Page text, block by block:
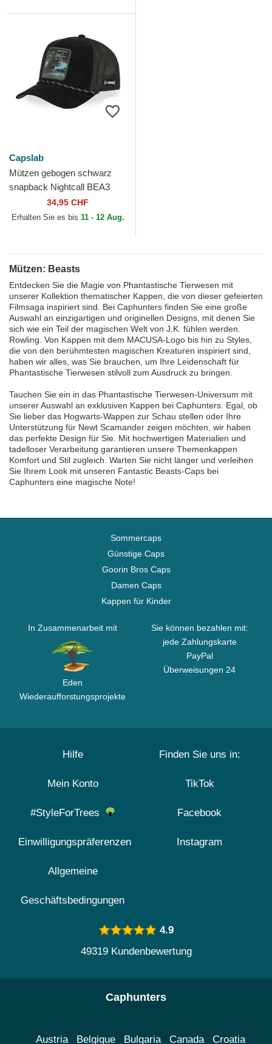
Capslab
Mützen gebogen schwarz
snapback Nightcall BEA3
NIGB Panther Beasts von
Capslab
34,95 CHF
Erhalten Sie es bis 11 - 12 Aug.
Mützen: Beasts
Entdecken Sie die Magie von Phantastische Tierwesen mit
unserer Kollektion thematischer Kappen, die von dieser gefeierten
Filmsaga inspiriert sind. Bei Caphunters finden Sie eine große
Auswahl an einzigartigen und originellen Designs, mit denen Sie
sich wie ein Teil der magischen Welt von J.K. fühlen werden.
Rowling. Von Kappen mit dem MACUSA-Logo bis hin zu Styles,
die von den berühmtesten magischen Kreaturen inspiriert sind,
haben wir alles, was Sie brauchen, um Ihre Leidenschaft für
Phantastische Tierwesen stilvoll zum Ausdruck zu bringen.
Tauchen Sie ein in das Phantastische Tierwesen-Universum mit
unserer Auswahl an exklusiven Kappen bei Caphunters. Egal, ob
Sie lieber das Hogwarts-Wappen zur Schau stellen oder Ihre
Unterstützung für Newt Scamander zeigen möchten, wir haben
das perfekte Design für Sie. Mit hochwertigen Materialien und
tadelloser Verarbeitung garantieren unsere Themenkappen
Komfort und Stil zugleich. Warten Sie nicht länger und verleihen
Sie Ihrem Look mit unseren Fantastic Beasts-Caps bei
Caphunters eine magische Note!
Sommercaps
Günstige Caps
Goorin Bros Caps
Damen Caps
Kappen für Kinder
In Zusammenarbeit mit
Eden
Wiederaufforstungsprojekte
Sie können bezahlen mit:
jede Zahlungskarte
PayPal
Überweisungen 24
Hilfe
Mein Konto
#StyleForTrees
Einwilligungspräferenzen
Allgemeine
Geschäftsbedingungen
Finden Sie uns in:
TikTok
Facebook
Instagram
4.9
49319 Kundenbewertung
Caphunters
Austria Belgique Bulgaria Canada Croatia